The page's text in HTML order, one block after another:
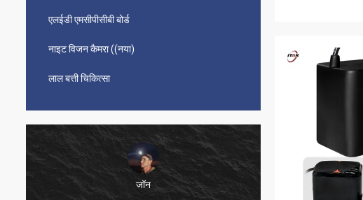
एलईडी एमसीपीसीबी बोर्ड
नाइट विजन कैमरा ((नया)
लाल बत्ती चिकित्सा
जॉन